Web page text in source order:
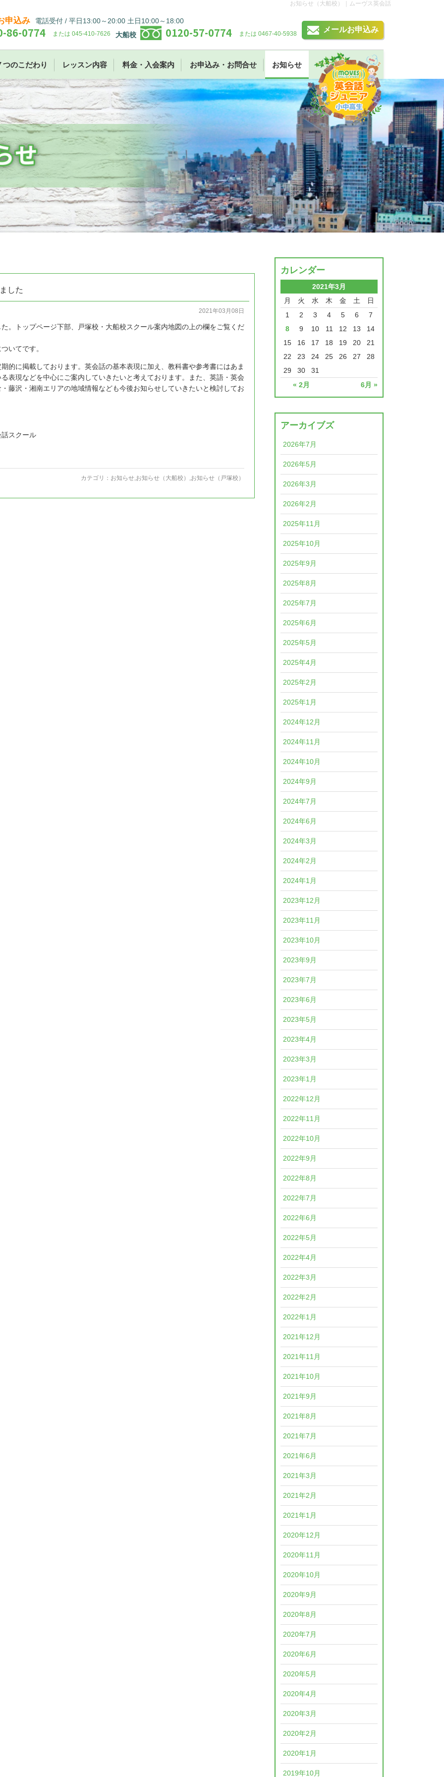
お知らせ（大船校）｜ムーヴス英会話
申込み
電話受付 / 平日13:00～20:00 土日10:00～18:00
86-0774 または 045-410-7626 大船校 0120-57-0774 または 0467-40-5938
メールお申込み
つのこだわり レッスン内容 料金・入会案内 お申込み・お問合せ お知らせ
した
2021年03月08日
。トップページ下部、戸塚校・大船校スクール案内地図の上の欄をご覧くだ
いてです。
的に掲載しております。英会話の基本表現に加え、教科書や参考書にはあま
表現などを中心にご案内していきたいと考えております。また、英語・英会
藤沢・湘南エリアの地域情報なども今後お知らせしていきたいと検討してお
スクール
カテゴリ： お知らせ お知らせ（大船校） お知らせ（戸塚校）
カレンダー
2021年3月
月
火 水 木 金 土 日
« 2月 6月 »
1 2 3 4 5 6
7
8
9 10 11 12 13
14
15
16 17 18 19 20
21
22
23 24 25 26 27
28
29
30 31
アーカイブズ
2026年7月
2026年5月
2026年3月
2026年2月
2025年11月
2025年10月
2025年9月
2025年8月
2025年7月
2025年6月
2025年5月
2025年4月
2025年2月
2025年1月
2024年12月
2024年11月
2024年10月
2024年9月
2024年7月
2024年6月
2024年3月
2024年2月
2024年1月
2023年12月
2023年11月
2023年10月
2023年9月
2023年7月
2023年6月
2023年5月
2023年4月
2023年3月
2023年1月
2022年12月
2022年11月
2022年10月
2022年9月
2022年8月
2022年7月
2022年6月
2022年5月
2022年4月
2022年3月
2022年2月
2022年1月
2021年12月
2021年11月
2021年10月
2021年9月
2021年8月
2021年7月
2021年6月
2021年3月
2021年2月
2021年1月
2020年12月
2020年11月
2020年10月
2020年9月
2020年8月
2020年7月
2020年6月
2020年5月
2020年4月
2020年3月
2020年2月
2020年1月
2019年10月